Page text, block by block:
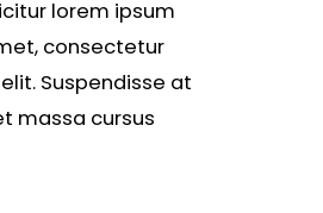
lorem ipsum
consectetur
Suspendisse at
massa cursus